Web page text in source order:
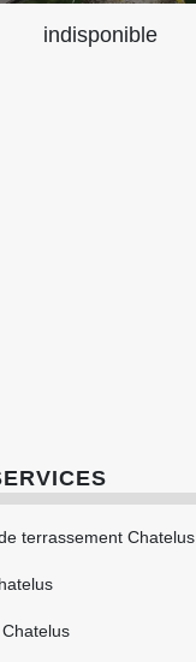
indisponible
terrassement Chatelus